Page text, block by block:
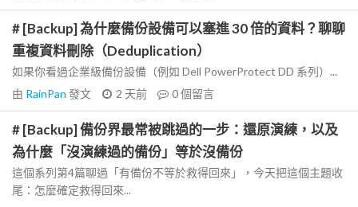
# [Backup] 為什麼備份設備可以塞進 30 倍的資料？聊聊
重複資料刪除（Deduplication）
如果你看過企業級備份設備（例如 Dell PowerProtect DD 系列）...
由 RainPan 發文 2 天前 0個留言
# [Backup] 備份界最常被跳過的一步：還原演練，以及
為什麼「沒演練過的備份」等於沒備份
這個系列第4篇聊過「有備份不等於救得回來」，今天把這個主題收
尾：怎麼確定救得回來...